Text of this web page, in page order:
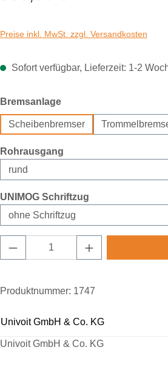
Preise inkl. MwSt. zzgl. Versandkosten
Sofort verfügbar, Lieferzeit: 1-2
Bremsanlageauswählen
Scheibenbremser
Rohrausgang
UNIMOG Schriftzug
Produkt Anzahl: Gib
Produktnummer: 1747
Univoit GmbH & Co. KG
Univoit GmbH & Co. KG